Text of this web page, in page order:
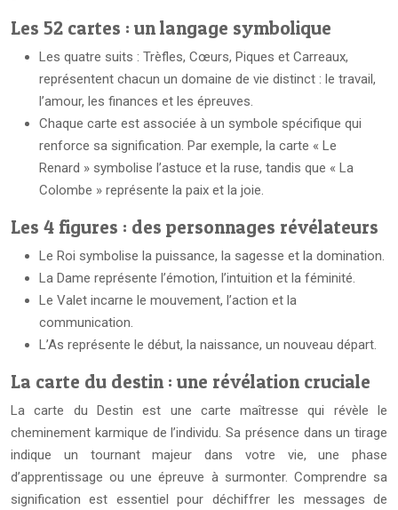
Les 52 cartes : un langage symbolique
Les quatre suits : Trèfles, Cœurs, Piques et Carreaux,
représentent chacun un domaine de vie distinct : le travail,
l’amour, les finances et les épreuves.
Chaque carte est associée à un symbole spécifique qui
renforce sa signification. Par exemple, la carte « Le
Renard » symbolise l’astuce et la ruse, tandis que « La
Colombe » représente la paix et la joie.
Les 4 figures : des personnages révélateurs
Le Roi symbolise la puissance, la sagesse et la domination.
La Dame représente l’émotion, l’intuition et la féminité.
Le Valet incarne le mouvement, l’action et la
communication.
L’As représente le début, la naissance, un nouveau départ.
La carte du destin : une révélation cruciale
La carte du Destin est une carte maîtresse qui révèle le
cheminement karmique de l’individu. Sa présence dans un tirage
indique un tournant majeur dans votre vie, une phase
d’apprentissage ou une épreuve à surmonter. Comprendre sa
signification est essentiel pour déchiffrer les messages de